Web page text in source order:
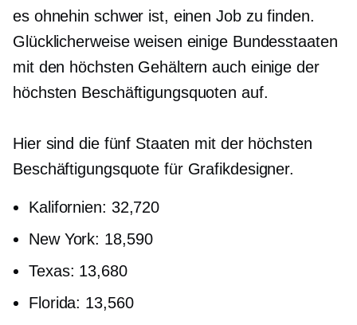
es ohnehin schwer ist, einen Job zu finden.
Glücklicherweise weisen einige Bundesstaaten
mit den höchsten Gehältern auch einige der
höchsten Beschäftigungsquoten auf.
Hier sind die fünf Staaten mit der höchsten
Beschäftigungsquote für Grafikdesigner.
Kalifornien: 32,720
New York: 18,590
Texas: 13,680
Florida: 13,560